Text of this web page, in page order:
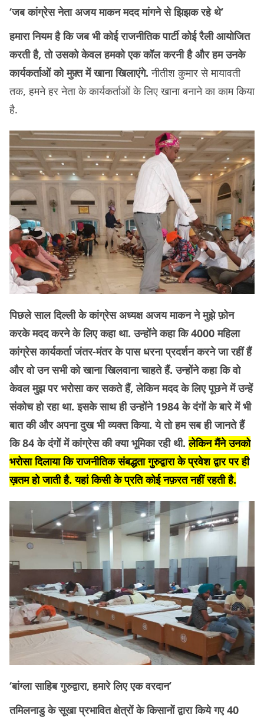
‘जब कांग्रेस नेता अजय माकन मदद मांगने से झिझक रहे थे’
हमारा नियम है कि जब भी कोई राजनीतिक पार्टी कोई रैली आयोजित
करती है, तो उसको केवल हमको एक कॉल करनी है और हम उनके
कार्यकर्ताओं को मुफ़्त में खाना खिलाएंगे. नीतीश कुमार से मायावती
तक, हमने हर नेता के कार्यकर्ताओं के लिए खाना बनाने का काम किया
है.
पिछले साल दिल्ली के कांग्रेस अध्यक्ष अजय माकन ने मुझे फ़ोन
करके मदद करने के लिए कहा था. उन्होंने कहा कि 4000 महिला
कांग्रेस कार्यकर्ता जंतर-मंतर के पास धरना प्रदर्शन करने जा रहीं हैं
और वो उन सभी को खाना खिलवाना चाहते हैं. उन्होंने कहा कि वो
केवल मुझ पर भरोसा कर सकते हैं, लेकिन मदद के लिए पूछने में उन्हें
संकोच हो रहा था. इसके साथ ही उन्होंने 1984 के दंगों के बारे में भी
बात की और अपना दुख भी व्यक्त किया. ये तो हम सब ही जानते हैं
कि 84 के दंगों में कांग्रेस की क्या भूमिका रही थी.लेकिन मैंने उनको
भरोसा दिलाया कि राजनीतिक संबद्धता गुरुद्वारा के प्रवेश द्वार पर ही
ख़तम हो जाती है. यहां किसी के प्रति कोई नफ़रत नहीं रहती है.
‘बांग्ला साहिब गुरुद्वारा, हमारे लिए एक वरदान’
तमिलनाडु के सूखा प्रभावित क्षेत्रों के किसानों द्वारा किये गए 40